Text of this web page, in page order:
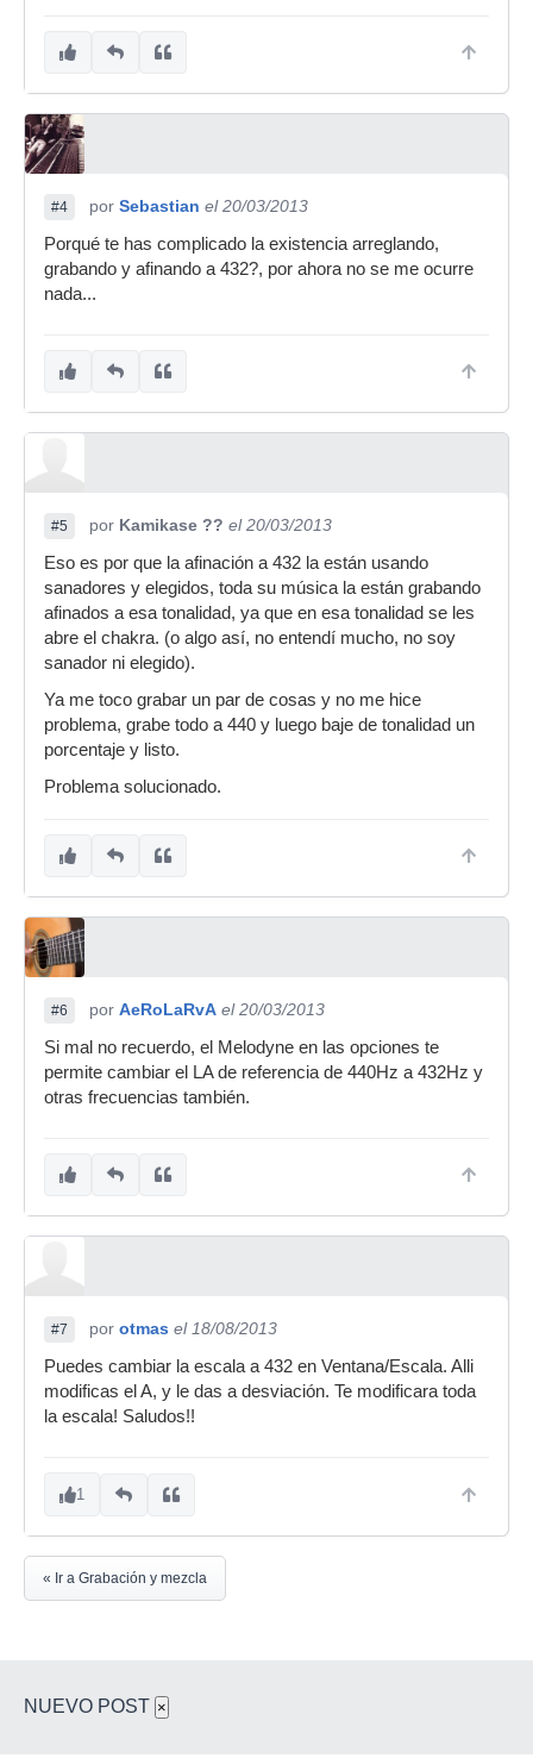
#4 por Sebastian el 20/03/2013
Porqué te has complicado la existencia arreglando,
grabando y afinando a 432?, por ahora no se me ocurre
nada...
#5 por Kamikase ?? el 20/03/2013
Eso es por que la afinación a 432 la están usando
sanadores y elegidos, toda su música la están grabando
afinados a esa tonalidad, ya que en esa tonalidad se les
abre el chakra. (o algo así, no entendí mucho, no soy
sanador ni elegido).
Ya me toco grabar un par de cosas y no me hice
problema, grabe todo a 440 y luego baje de tonalidad un
porcentaje y listo.
Problema solucionado.
#6 por AeRoLaRvA el 20/03/2013
Si mal no recuerdo, el Melodyne en las opciones te
permite cambiar el LA de referencia de 440Hz a 432Hz y
otras frecuencias también.
#7 por otmas el 18/08/2013
Puedes cambiar la escala a 432 en Ventana/Escala. Alli
modificas el A, y le das a desviación. Te modificara toda
la escala! Saludos!!
1
« Ir a Grabación y mezcla
NUEVO POST ×